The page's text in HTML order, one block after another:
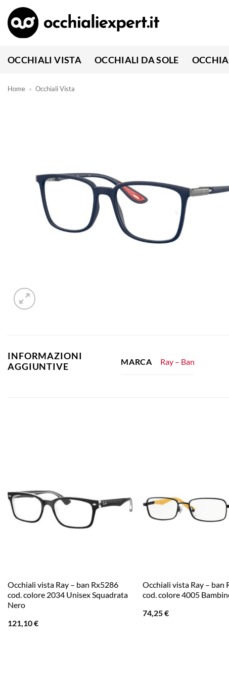
Salta
contenuti
OCCHIALI VISTA OCCHIALI DA SOLE
Home » Occhiali Vista
INFORMAZIONI
AGGIUNTIVE
MARCA Ray – Ban
Occhiali vista Ray – ban Rx5286
cod. colore 2034 Unisex Squadrata
Nero
121,10€
Occhiali vista Ray – ban
cod. colore 4005
74,25€